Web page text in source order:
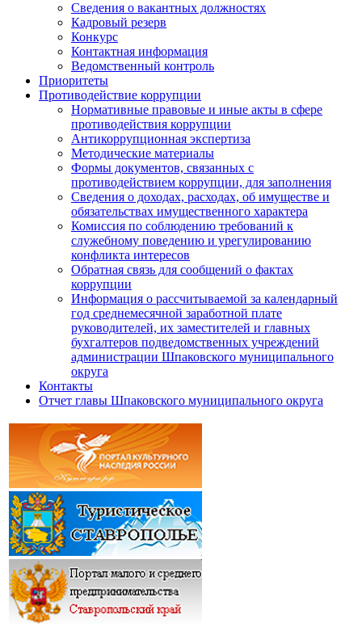
Сведения о вакантных должностях
Кадровый резерв
Конкурс
Контактная информация
Ведомственный контроль
Приоритеты
Противодействие коррупции
Нормативные правовые и иные акты в сфере
противодействия коррупции
Антикоррупционная экспертиза
Методические материалы
Формы документов, связанных с
противодействием коррупции, для заполнения
Сведения о доходах, расходах, об имуществе и
обязательствах имущественного характера
Комиссия по соблюдению требований к
служебному поведению и урегулированию
конфликта интересов
Обратная связь для сообщений о фактах
коррупции
Информация о рассчитываемой за календарный
год среднемесячной заработной плате
руководителей, их заместителей и главных
бухгалтеров подведомственных учреждений
администрации Шпаковского муниципального
округа
Контакты
Отчет главы Шпаковского муниципального округа